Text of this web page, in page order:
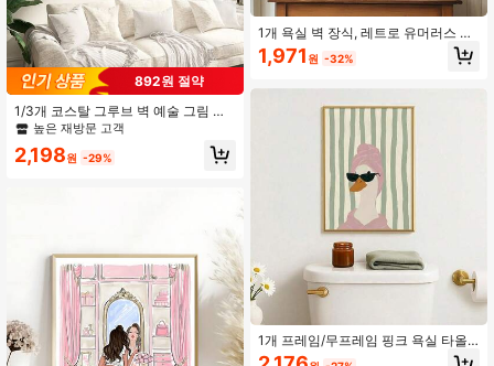
892원 절약
1/3개 코스탈 그루브 벽 예술 그림 디
스코 볼 & 핑크 칵테일 & 비키니 프린
미학 침실 기숙사 거실 콜라주 홈 데코
높은 재방문 고객
2,198원 -29%
1개 욕실 벽 장식, 레트로 유머러스 포
스터, 캔버스 벽 스티커, 재미있는 욕
실 아트, 도파민 장식, 포스터 아트, 침
구 벽 아트 장식 벽화, 홈 데코레이션,
생일 졸업 선물
1,971 원 -32%
1개 프레임/무프레임 핑크 욕실 타올
재미있는 오리 욕실 캔버스 포스터, 녹